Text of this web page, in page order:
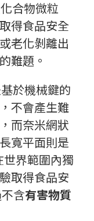
合物微粒
得食品安全
老化剝離出
難題。
於機械鍵的
不會產生難
而奈米網狀
寬平面則是
界範圍內獨
取得食品安
含有害物質